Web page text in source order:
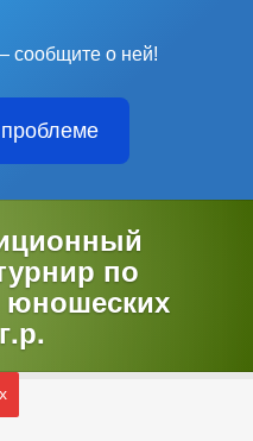
сообщите о ней!
по
юношеских